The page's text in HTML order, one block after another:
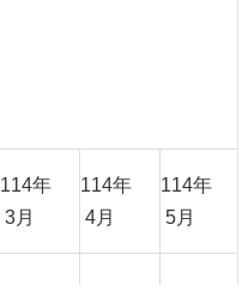
114年
3月
114年
4月
114年
5月